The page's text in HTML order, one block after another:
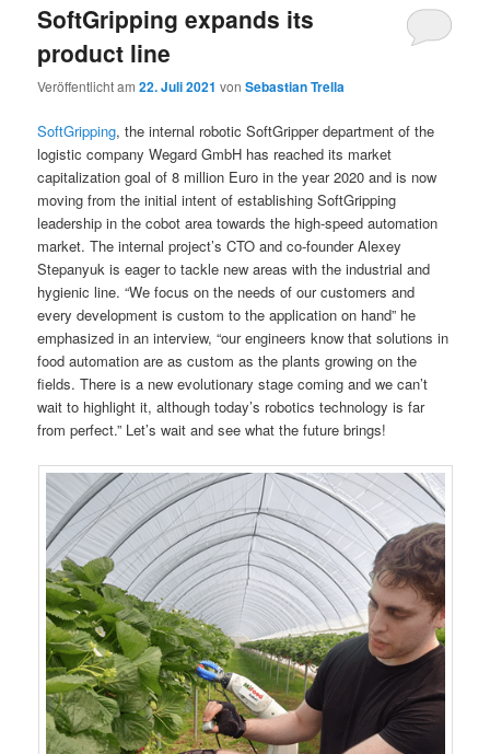
SoftGripping expands its
product line
Veröffentlicht am22. Juli 2021 vonSebastian Trella
SoftGripping, the internal robotic SoftGripper department of the
logistic company Wegard GmbH has reached its market
capitalization goal of 8 million Euro in the year 2020 and is now
moving from the initial intent of establishing SoftGripping
leadership in the cobot area towards the high-speed automation
market. The internal project’s CTO and co-founder Alexey
Stepanyuk is eager to tackle new areas with the industrial and
hygienic line. “We focus on the needs of our customers and
every development is custom to the application on hand” he
emphasized in an interview, “our engineers know that solutions in
food automation are as custom as the plants growing on the
fields. There is a new evolutionary stage coming and we can’t
wait to highlight it, although today’s robotics technology is far
from perfect.” Let’s wait and see what the future brings!